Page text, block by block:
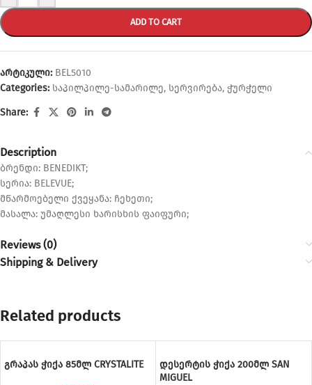
ADD TO CART
არტიკული: BEL5010
Categories: საპილპილე-სამარილე, სერვირება, ჭურჭელი
Share:
Description
ბრენდი: BENEDIKT;
სერია: BELEVUE;
მწარმოებელი ქვეყანა: ჩეხეთი;
მასალა: უმაღლესი ხარისხის ფაიფური;
Reviews (0)
Shipping & Delivery
Related products
გრაპას ჭიქა 85მლ CRYSTALITE
დესერტის ჭიქა 200მლ SAN
MIGUEL